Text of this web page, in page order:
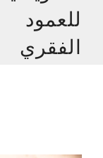
للعمود
الفقري